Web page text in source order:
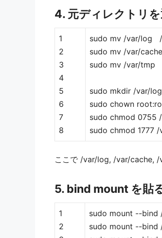
4. 元ディレクトリ
1
2
3
4
5
6
7
8
sudo mv /var/log
sudo mv /var/
sudo mv /var/tmp
sudo mkdir /var/
sudo chown
sudo chmod 0755
sudo chmod 1777
ここで /var/log, /var/cache, /
5. bind mount を貼
1
2
sudo mount --
sudo mount --bind